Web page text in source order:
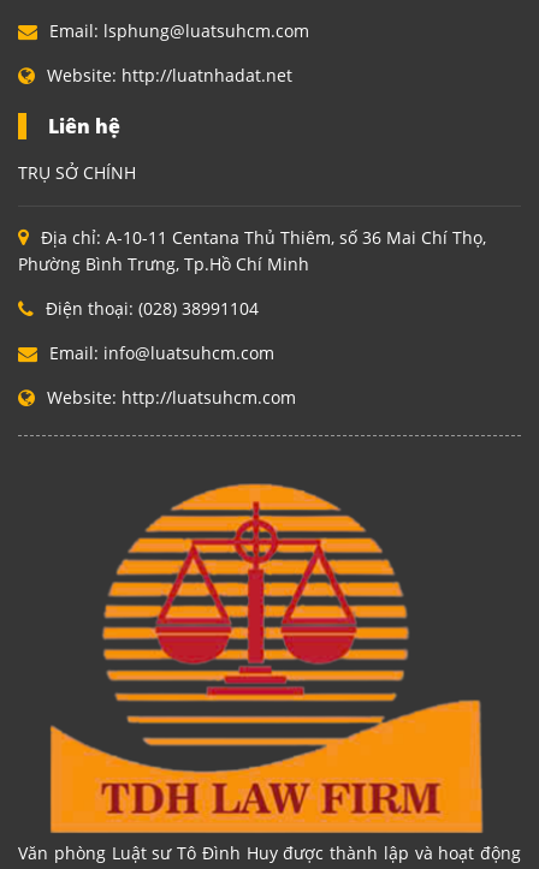
Email: lsphung@luatsuhcm.com
Website: http://luatnhadat.net
Liên hệ
TRỤ SỞ CHÍNH
Địa chỉ: A-10-11 Centana Thủ Thiêm, số 36 Mai Chí Thọ,
Phường Bình Trưng, Tp.Hồ Chí Minh
Điện thoại: (028) 38991104
Email: info@luatsuhcm.com
Website: http://luatsuhcm.com
Văn phòng Luật sư Tô Đình Huy được thành lập và hoạt động